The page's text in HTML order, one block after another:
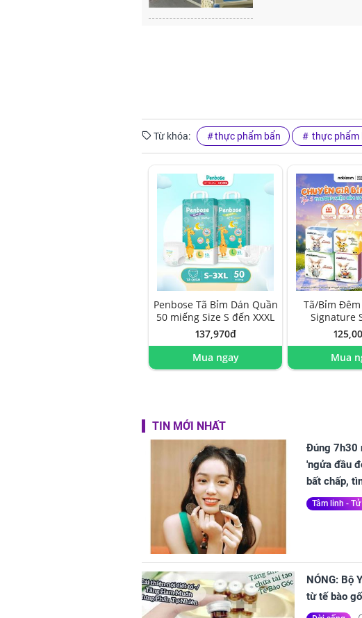
Từ khóa: thực phẩm bẩn thực phẩm
Penbose Tã Bỉm Dán Quần
50 miếng Size S đến XXXL
137,970đ
Mua ngay
Tã/Bỉm
Signature
Mua
TIN MỚI NHẤT
Đúng 7h30
'ngửa đầu
bất chấp,
Tâm linh -
NÓNG: Bộ
từ tế bào